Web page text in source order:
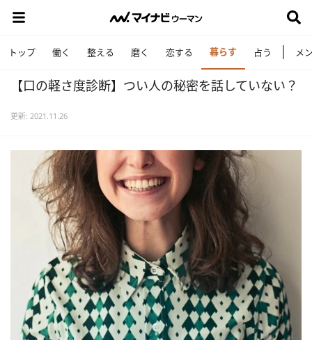
トップ 働く 整える 磨く 恋する 暮らす 占う メ
【口の軽さ度診断】つい人の秘密を話していない？
更新: 2021.11.26